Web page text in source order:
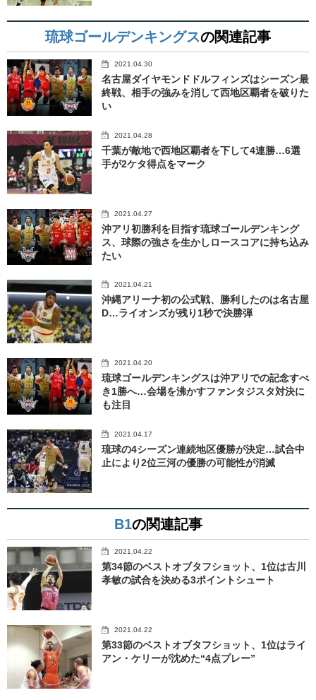
琉球ゴールデンキングスの関連記事
2021.04.30
名古屋ダイヤモンドドルフィンズはシーズン最
終戦、相手の強みを消して西地区覇者を破りた
い
2021.04.28
千葉が敵地で西地区覇者を下して4連勝…6選
手が2ケタ得点をマーク
2021.04.27
沖アリ初勝利を目指す琉球ゴールデンキング
ス、球際の強さを生かしロースコアに持ち込み
たい
2021.04.21
沖縄アリーナ初の公式戦、勝利したのは名古屋
D…ライオンズが残り1秒で決勝弾
2021.04.20
琉球ゴールデンキングスは沖アリでの記念すべ
き1勝へ…会場を沸かすファンタジスタ対決に
も注目
2021.04.17
琉球の4シーズン連続地区優勝が決定…試合中
止により2位三河の優勝の可能性が消滅
B1の関連記事
2021.04.22
第34節のベストオブタフショット、1位は古川
孝敏の試合を決める3ポイントシュート
2021.04.22
第33節のベストオブタフショット、1位はライ
アン・ケリーが沈めた“4点プレー”